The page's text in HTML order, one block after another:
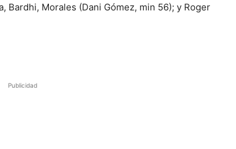
Bardhi, Morales (Dani Gómez, min 56); y Roger
Publicidad